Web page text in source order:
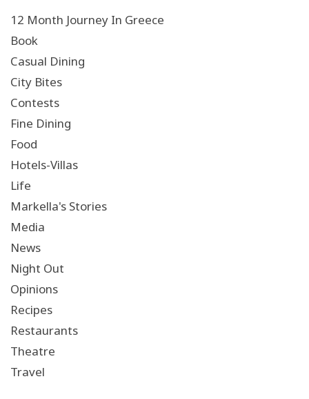
12 Month Journey In Greece
Book
Casual Dining
City Bites
Contests
Fine Dining
Food
Hotels-Villas
Life
Markella's Stories
Media
News
Night Out
Opinions
Recipes
Restaurants
Theatre
Travel